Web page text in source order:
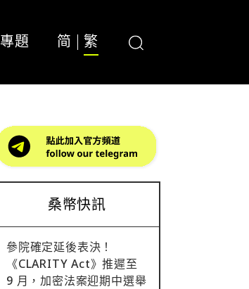
專題 简 繁
桑幣快訊
參院確定延後表決！
《CLARITY Act》推遲至
9 月，加密法案迎期中選舉